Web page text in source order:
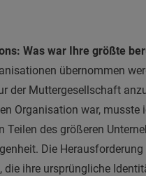
Was war Ihre größte
übernommen
der Muttergesellschaft
Organisation war, musste
Teilen des größeren
Die
die ihre ursprüngliche